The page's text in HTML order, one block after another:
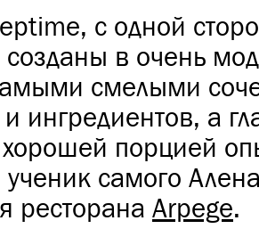
с одной
созданы в очень
смелыми
ингредиентов, а
порцией
самого
ресторана Arpege.